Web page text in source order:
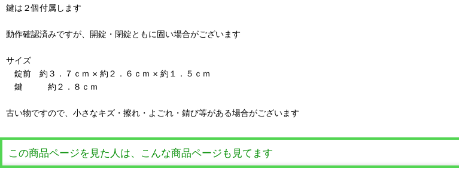
鍵は２個付属します
動作確認済みですが、開錠・閉錠ともに固い場合がございます
サイズ
錠前 約３．７ｃｍ × 約２．６ｃｍ × 約１．５ｃｍ
鍵 約２．８ｃｍ
古い物ですので、小さなキズ・擦れ・よごれ・錆び等がある場合がございます
この商品ページを見た人は、こんな商品ページも見てます